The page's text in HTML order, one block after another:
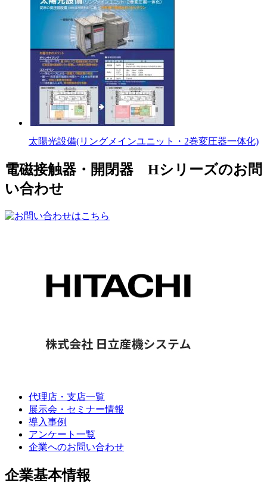
太陽光設備(リングメインユニット・2巻変圧器一体化)
電磁接触器・開閉器 Hシリーズのお問
い合わせ
代理店・支店一覧
展示会・セミナー情報
導入事例
アンケート一覧
企業へのお問い合わせ
企業基本情報